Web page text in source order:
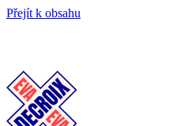
Přejít k obsahu